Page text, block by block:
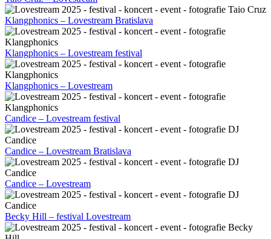
Klangphonics – Lovestream Bratislava
Klangphonics – Lovestream festival
Klangphonics – Lovestream
Candice – Lovestream festival
Candice – Lovestream Bratislava
Candice – Lovestream
Becky Hill – festival Lovestream